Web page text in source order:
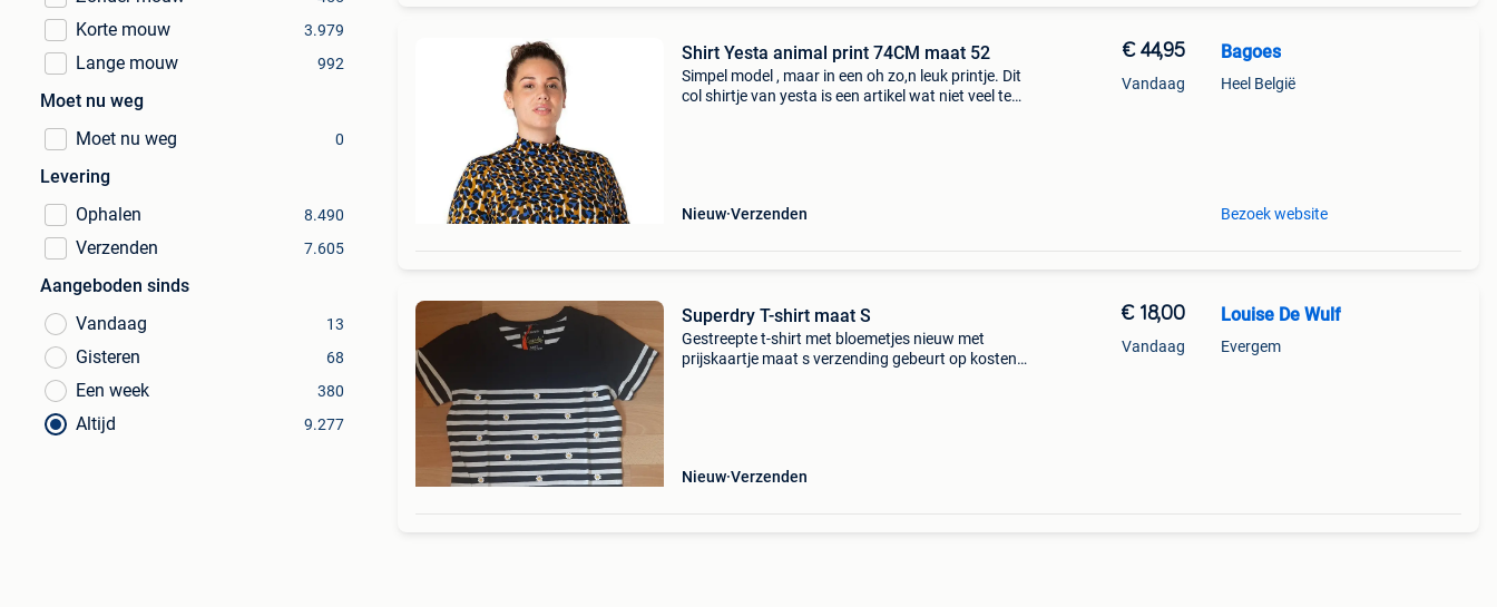
Korte mouw 3.979
Lange mouw 992
Moet nu weg
Moet nu weg
0
Levering
Ophalen
8.490
Verzenden 7.605
Aangeboden sinds
Vandaag
13
Gisteren 68
Een week 380
Altijd 9.277
Shirt Yesta animal print 74CM maat 52
Simpel model , maar in een oh zo,n leuk printje. Dit
col shirtje van yesta is een artikel wat niet veel te
Nieuw Verzenden
€ 44,95
Vandaag
Bagoes
Heel België
Bezoek website
Superdry T-shirt maat S
Gestreepte t-shirt met bloemetjes nieuw met
prijskaartje maat s verzending gebeurt op kosten
Nieuw Verzenden
€ 18,00
Vandaag
Louise De Wulf
Evergem